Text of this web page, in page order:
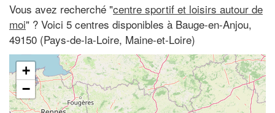
Vous avez recherché "centre sportif et loisirs autour de
moi" ? Voici 5 centres disponibles à Bauge-en-Anjou,
49150 (Pays-de-la-Loire, Maine-et-Loire)
+
−